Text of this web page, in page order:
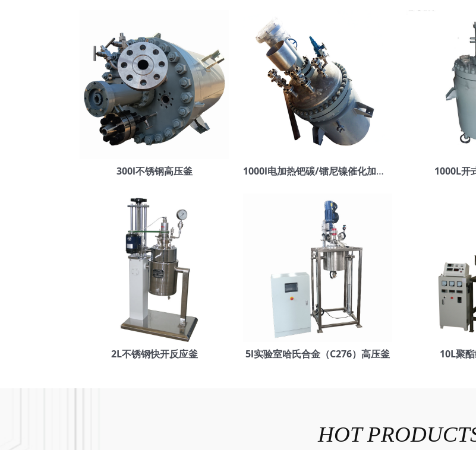
300l不锈钢高压釜 1000l电加热钯碳/镭尼镍催化加氢高压釜 1000L开
2L不锈钢快开反应釜 5l实验室哈氏合金（C276）高压釜 10L聚
HOT